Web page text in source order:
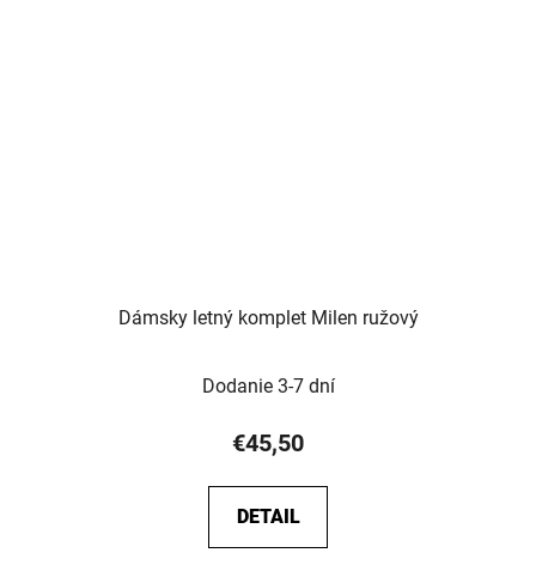
Dámsky letný komplet Milen ružový
Dodanie 3-7 dní
€45,50
DETAIL